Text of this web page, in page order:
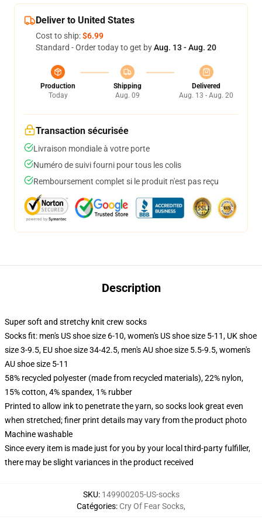
Deliver to United States
Cost to ship:$6.99
Standard - Order today to get byAug. 13 - Aug. 20
Production
Today
Shipping
Aug. 09
Delivered
Aug. 13 - Aug. 20
Transaction sécurisée
Livraison mondiale à votre porte
Numéro de suivi fourni pour tous les colis
Remboursement complet si le produit n'est pas reçu
Description
Super soft and stretchy knit crew socks
Socks fit: men's US shoe size 6-10, women's US shoe size 5-11, UK shoe
size 3-9.5, EU shoe size 34-42.5, men's AU shoe size 5.5-9.5, women's
AU shoe size 5-11
58% recycled polyester (made from recycled materials), 22% nylon,
15% cotton, 4% spandex, 1% rubber
Printed to allow ink to penetrate the yarn, so socks look great even
when stretched; finer print details may vary from the product photo
Machine washable
Since every item is made just for you by your local third-party fulfiller,
there may be slight variances in the product received
SKU: 149900205-US-socks
Catégories: Cry Of Fear Socks,